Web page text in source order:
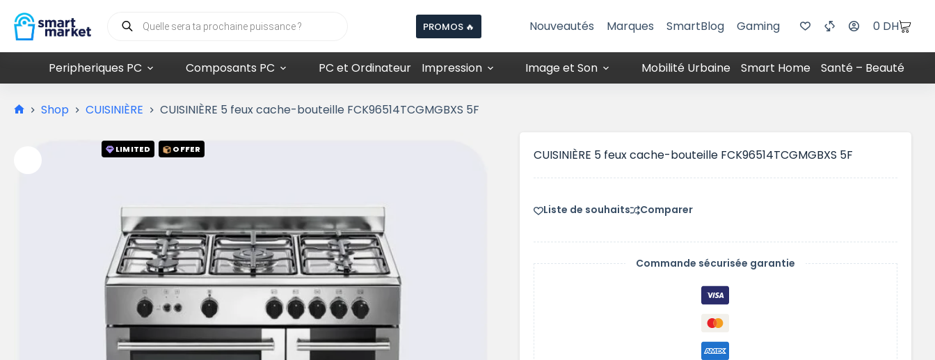
PROMOS 🔥 Nouveautés Marques SmartBlog Gaming 0 DH
Peripheriques PC Composants PC PC et Ordinateur Impression Image et Son Mobilité Urbaine Smart Home Santé – Beauté
Shop CUISINIÈRE CUISINIÈRE 5 feux cache-bouteille FCK96514TCGMGBXS 5F
LIMITED OFFER CUISINIÈRE 5 feux cache-bouteille FCK96514TCGMGBXS 5F
Liste de souhaits Comparer
Commande sécurisée garantie